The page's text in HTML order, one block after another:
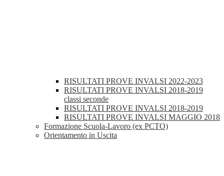
RISULTATI PROVE INVALSI 2022-2023
RISULTATI PROVE INVALSI 2018-2019
classi seconde
RISULTATI PROVE INVALSI 2018-2019
RISULTATI PROVE INVALSI MAGGIO 2018
Formazione Scuola-Lavoro (ex PCTO)
Orientamento in Uscita